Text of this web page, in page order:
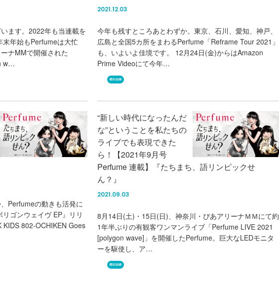
ます。2022年も当連載を
末年始もPerfumeは大忙
ナMMで開催された
w…
2021.12.03
今年も残すところあとわずか。東京、石川、愛知、神戸、
広島と全国5カ所をまわるPerfume「Reframe Tour 2021」
も、いよいよ佳境です。 12月24日(金)からはAmazon
Prime Videoにて今年…
REGULAR
Perfumeの動きも活発に
ゴンウェイヴ EP』リリ
802-OCHIKEN Goes
“新しい時代になったんだ
な”ということを私たちの
ライブでも表現できた
ら！【2021年9月号
Perfume 連載】『たちまち、語リンピックせ
ん？』
2021.09.03
8月14日(土)・15日(日)、神奈川・ぴあアリーナＭＭにて約
1年半ぶりの有観客ワンマンライブ「Perfume LIVE 2021
[polygon wave]」を開催したPerfume。巨大なLEDモニタ
ーを駆使し、ア…
REGULAR